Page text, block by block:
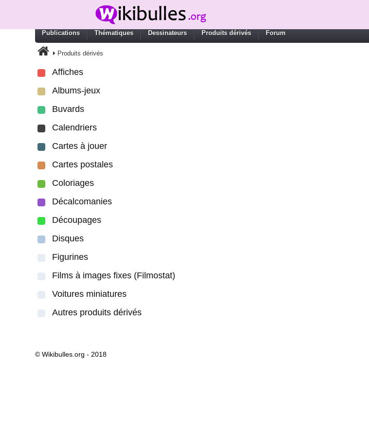
Publications Thématiques Dessinateurs Produits dérivés Forum
Produits dérivés
Affiches
Albums-jeux
Buvards
Calendriers
Cartes à jouer
Cartes postales
Coloriages
Décalcomanies
Découpages
Disques
Figurines
Films à images fixes (Filmostat)
Voitures miniatures
Autres produits dérivés
© Wikibulles.org - 2018